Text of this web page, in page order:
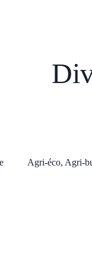
Agri-éco, Agri-